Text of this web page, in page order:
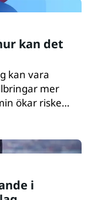
kan det
kan vara
mer
ökar risken.
och
i